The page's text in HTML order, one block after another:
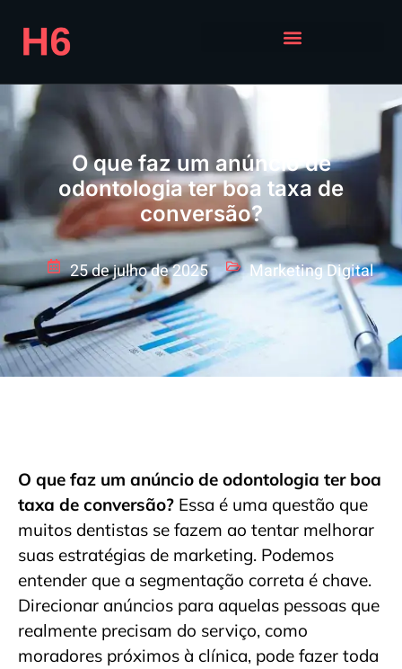
O que faz um anúncio de
odontologia ter boa taxa de
conversão?
25 de julho de 2025 Marketing Digital
O que faz um anúncio de odontologia ter boa
taxa de conversão? Essa é uma questão que
muitos dentistas se fazem ao tentar melhorar
suas estratégias de marketing. Podemos
entender que a segmentação correta é chave.
Direcionar anúncios para aquelas pessoas que
realmente precisam do serviço, como
moradores próximos à clínica, pode fazer toda